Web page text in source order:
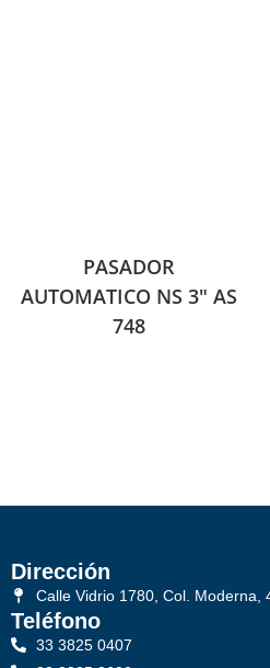
PASADOR
AUTOMATICO NS 3″ AS
748
Dirección
Calle Vidrio 1780, Col. Moderna,
Teléfono
33 3825 0407